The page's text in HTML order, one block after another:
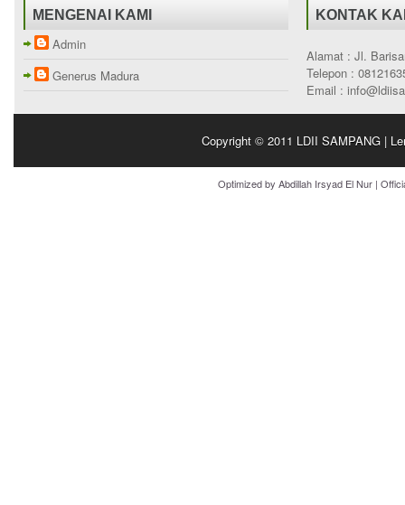
MENGENAI KAMI
Admin
Generus Madura
KONTAK
Alamat : Jl.
Telepon :
Email :
Copyright © 2011 LDII SAMPANG |
Optimized by Abdillah Irsyad El Nur |